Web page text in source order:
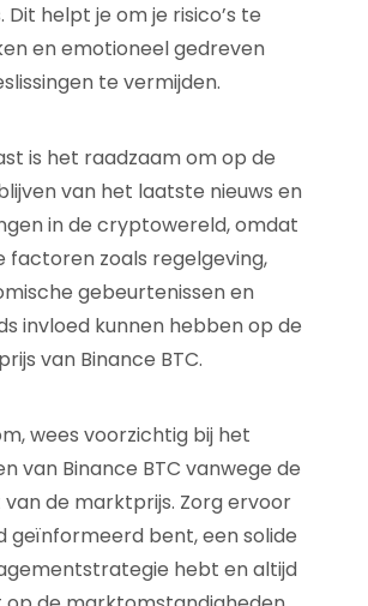
Dit helpt je om je risico’s te
en emotioneel gedreven
te vermijden.
is het raadzaam om op de
van het laatste nieuws en
in de cryptowereld, omdat
factoren zoals regelgeving,
gebeurtenissen en
invloed kunnen hebben op de
prijs van Binance BTC.
wees voorzichtig bij het
van Binance BTC vanwege de
de marktprijs. Zorg ervoor
geïnformeerd bent, een solide
hebt en altijd